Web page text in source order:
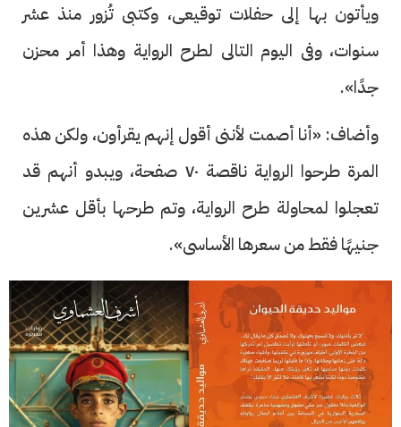
ويأتون بها إلى حفلات توقيعى، وكتبى تُزور منذ عشر
سنوات، وفى اليوم التالى لطرح الرواية وهذا أمر محزن
جدًا».
وأضاف: «أنا أصمت لأننى أقول إنهم يقرأون، ولكن هذه
المرة طرحوا الرواية ناقصة ٧٠ صفحة، ويبدو أنهم قد
تعجلوا لمحاولة طرح الرواية، وتم طرحها بأقل عشرين
جنيهًا فقط من سعرها الأساسى».